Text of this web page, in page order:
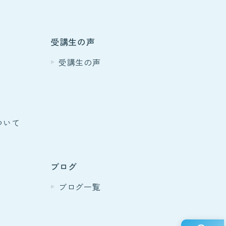
て
受講生の声
受講生の声
ブログ
ブログ一覧